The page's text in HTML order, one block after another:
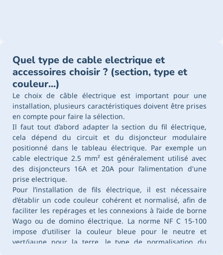
Quel type de cable electrique et
accessoires choisir ? (section, type et
couleur...)
Le choix de câble électrique est important pour une
installation, plusieurs caractéristiques doivent être prises
en compte pour faire la sélection.
Il faut tout d’abord adapter la section du fil électrique,
cela dépend du circuit et du disjoncteur modulaire
positionné dans le tableau électrique. Par exemple un
cable electrique 2.5 mm² est généralement utilisé avec
des disjoncteurs 16A et 20A pour l’alimentation d'une
prise electrique.
Pour l’installation de fils électrique, il est nécessaire
d’établir un code couleur cohérent et normalisé, afin de
faciliter les repérages et les connexions à l’aide de borne
Wago ou de domino électrique. La norme NF C 15-100
impose d’utiliser la couleur bleue pour le neutre et
vert/jaune pour la terre, le type de normalisation du